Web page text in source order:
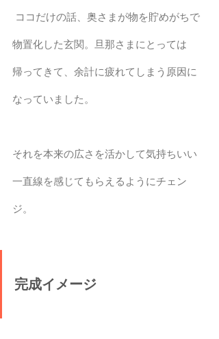
物置化した玄関。旦那さまにとっては
帰ってきて、余計に疲れてしまう原因に
なっていました。
それを本来の広さを活かして気持ちいい
一直線を感じてもらえるようにチェン
ジ。
完成イメージ